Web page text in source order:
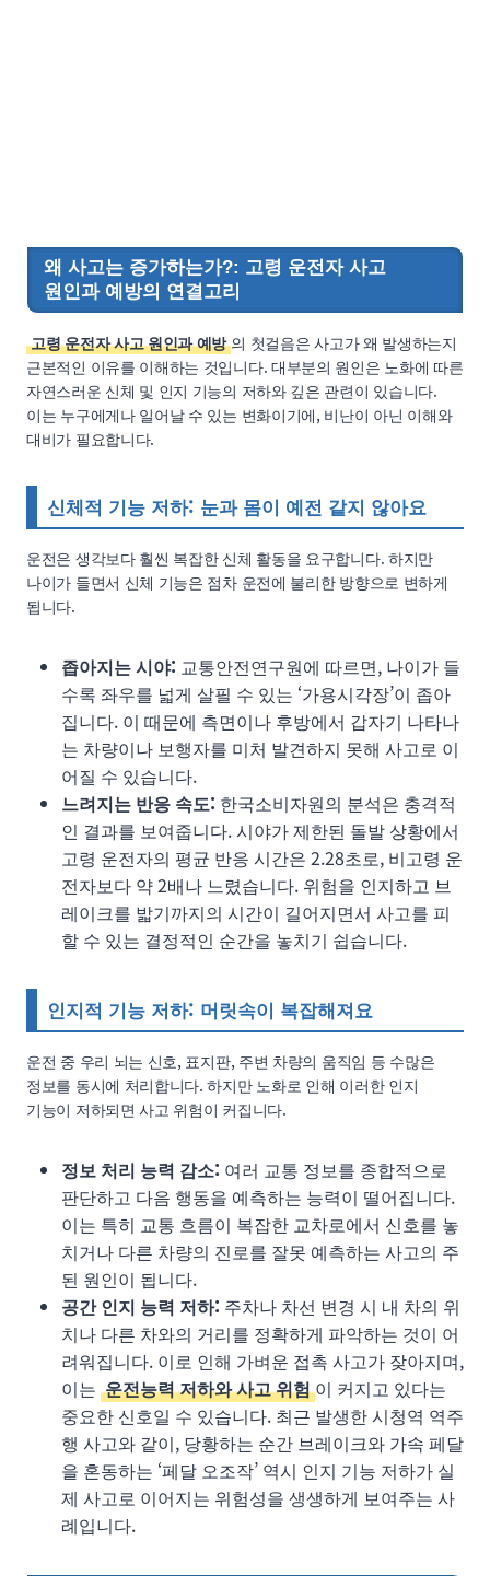
왜 사고는 증가하는가?: 고령 운전자 사고
원인과 예방의 연결고리
고령 운전자 사고 원인과 예방 의 첫걸음은 사고가 왜 발생하는지
근본적인 이유를 이해하는 것입니다. 대부분의 원인은 노화에 따른
자연스러운 신체 및 인지 기능의 저하와 깊은 관련이 있습니다.
이는 누구에게나 일어날 수 있는 변화이기에, 비난이 아닌 이해와
대비가 필요합니다.
신체적 기능 저하: 눈과 몸이 예전 같지 않아요
운전은 생각보다 훨씬 복잡한 신체 활동을 요구합니다. 하지만
나이가 들면서 신체 기능은 점차 운전에 불리한 방향으로 변하게
됩니다.
좁아지는 시야: 교통안전연구원에 따르면, 나이가 들
수록 좌우를 넓게 살필 수 있는 ‘가용시각장’이 좁아
집니다. 이 때문에 측면이나 후방에서 갑자기 나타나
는 차량이나 보행자를 미처 발견하지 못해 사고로 이
어질 수 있습니다.
느려지는 반응 속도: 한국소비자원의 분석은 충격적
인 결과를 보여줍니다. 시야가 제한된 돌발 상황에서
고령 운전자의 평균 반응 시간은 2.28초로, 비고령 운
전자보다 약 2배나 느렸습니다. 위험을 인지하고 브
레이크를 밟기까지의 시간이 길어지면서 사고를 피
할 수 있는 결정적인 순간을 놓치기 쉽습니다.
인지적 기능 저하: 머릿속이 복잡해져요
운전 중 우리 뇌는 신호, 표지판, 주변 차량의 움직임 등 수많은
정보를 동시에 처리합니다. 하지만 노화로 인해 이러한 인지
기능이 저하되면 사고 위험이 커집니다.
정보 처리 능력 감소: 여러 교통 정보를 종합적으로
판단하고 다음 행동을 예측하는 능력이 떨어집니다.
이는 특히 교통 흐름이 복잡한 교차로에서 신호를 놓
치거나 다른 차량의 진로를 잘못 예측하는 사고의 주
된 원인이 됩니다.
공간 인지 능력 저하: 주차나 차선 변경 시 내 차의 위
치나 다른 차와의 거리를 정확하게 파악하는 것이 어
려워집니다. 이로 인해 가벼운 접촉 사고가 잦아지며,
이는 운전능력 저하와 사고 위험 이 커지고 있다는
중요한 신호일 수 있습니다. 최근 발생한 시청역 역주
행 사고와 같이, 당황하는 순간 브레이크와 가속 페달
을 혼동하는 ‘페달 오조작’ 역시 인지 기능 저하가 실
제 사고로 이어지는 위험성을 생생하게 보여주는 사
례입니다.